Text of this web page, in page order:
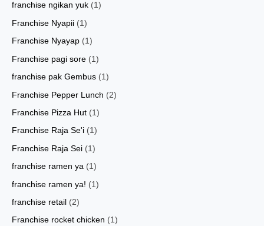
franchise ngikan yuk (1)
Franchise Nyapii (1)
Franchise Nyayap (1)
Franchise pagi sore (1)
franchise pak Gembus (1)
Franchise Pepper Lunch (2)
Franchise Pizza Hut (1)
Franchise Raja Se'i (1)
Franchise Raja Sei (1)
franchise ramen ya (1)
franchise ramen ya! (1)
franchise retail (2)
Franchise rocket chicken (1)